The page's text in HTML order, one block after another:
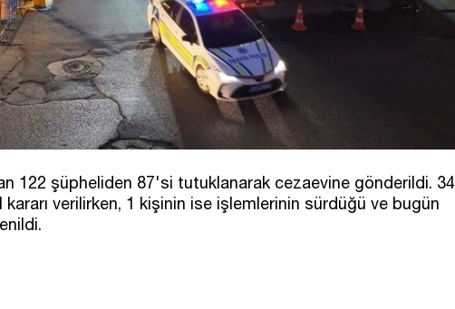
122 şüpheliden 87'si tutuklanarak cezaevine gönderildi. 34
verilirken, 1 kişinin ise işlemlerinin sürdüğü ve bugün